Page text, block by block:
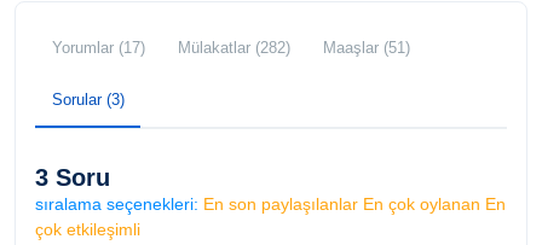
Yorumlar (17) Mülakatlar (282) Maaşlar (51)
Sorular (3)
3 Soru
sıralama seçenekleri: En son paylaşılanlar En çok oylanan En
çok etkileşimli